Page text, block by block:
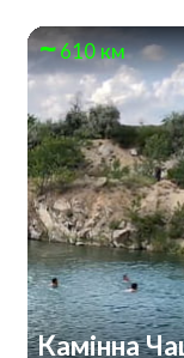
610 км
Камінна